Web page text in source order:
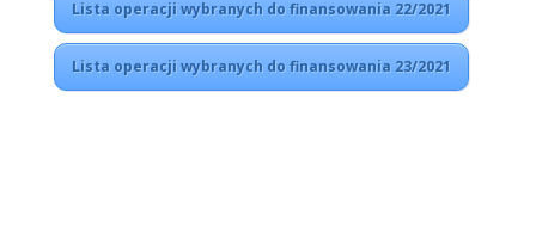
Lista operacji wybranych do finansowania 22/2021
Lista operacji wybranych do finansowania 23/2021